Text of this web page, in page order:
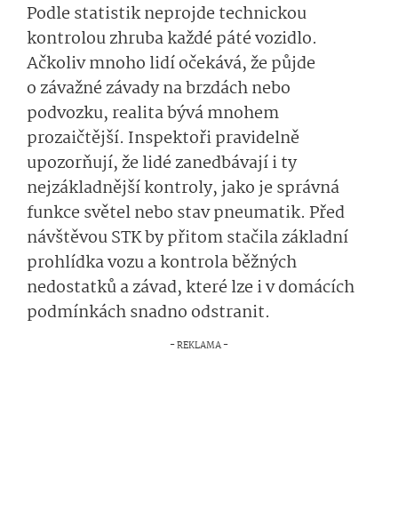
Podle statistik neprojde technickou
kontrolou zhruba každé páté vozidlo.
Ačkoliv mnoho lidí očekává, že půjde
o závažné závady na brzdách nebo
podvozku, realita bývá mnohem
prozaičtější. Inspektoři pravidelně
upozorňují, že lidé zanedbávají i ty
nejzákladnější kontroly, jako je správná
funkce světel nebo stav pneumatik. Před
návštěvou STK by přitom stačila základní
prohlídka vozu a kontrola běžných
nedostatků a závad, které lze i v domácích
podmínkách snadno odstranit.